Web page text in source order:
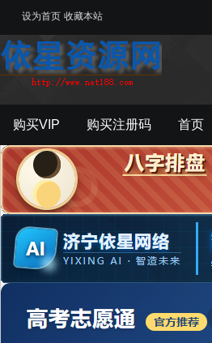
设为首页 收藏本站
购买VIP 购买注册码 首页
游戏工具 影音资源 主题模